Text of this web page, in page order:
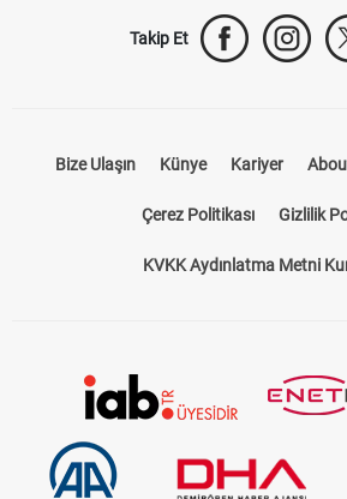
Takip Et
Bize Ulaşın Künye Kariyer
Çerez Politikası Gizlilik
KVKK Aydınlatma Metni